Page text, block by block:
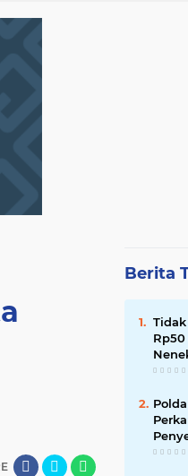
Berita
Jalan